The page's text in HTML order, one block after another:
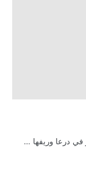
في درعا وريفها …